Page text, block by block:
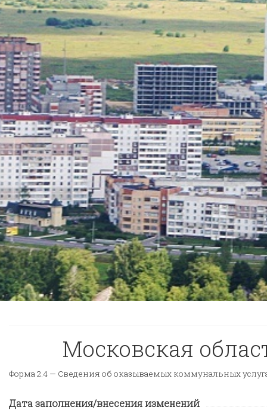
Московская
Форма 2.4 — Сведения об оказываемых коммунальных
Дата заполнения/внесения изменений